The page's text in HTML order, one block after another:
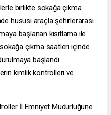
birlikte sokağa çıkma
hususi araçla şehirlerarası
başlanan kısıtlama ile
çıkma saatleri içinde
başlandı.
kimlik kontrolleri ve
İl Emniyet Müdürlüğüne